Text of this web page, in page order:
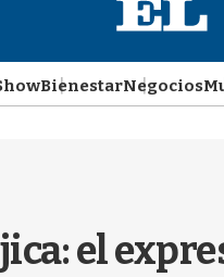
BienestarNegocios
el